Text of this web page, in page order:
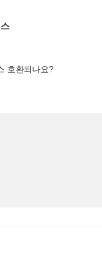
호환되나요?